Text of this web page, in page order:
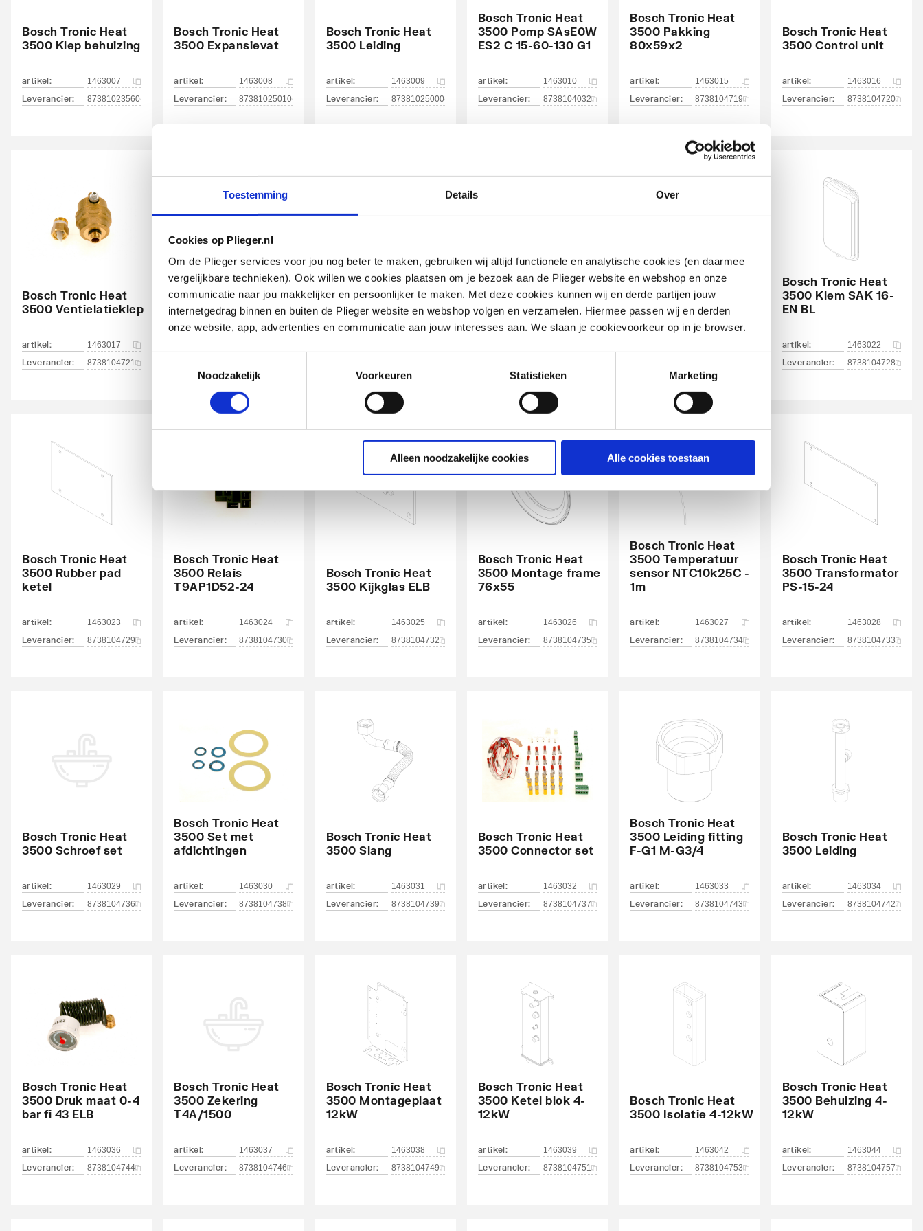
Toestemming Details Over
Cookies op Plieger.nl
Om de Plieger services voor jou nog beter te maken, gebruiken wij altijd functionele en analytische cookies (en daarmee
vergelijkbare technieken). Ook willen we cookies plaatsen om je bezoek aan de Plieger website en webshop en onze
communicatie naar jou makkelijker en persoonlijker te maken. Met deze cookies kunnen wij en derde partijen jouw
internetgedrag binnen en buiten de Plieger website en webshop volgen en verzamelen. Hiermee passen wij en derden
onze website, app, advertenties en communicatie aan jouw interesses aan. We slaan je cookievoorkeur op in je browser.
Noodzakelijk
Voorkeuren Statistieken Marketing
Alleen noodzakelijke cookies Alle cookies toestaan
Met manometer Ja
Met overstort Ja
416
Diepte 300
IP40
Energie-efficiëntieklasse ruimteverwarming D
Bosch Tronic Heat
3500 Klep behuizing
artikel: 1463007
Leverancier: 87381023560
Bosch Tronic Heat
3500 Expansievat
artikel: 1463008
Leverancier: 87381025010
Bosch Tronic Heat
3500 Leiding
artikel: 1463009
Leverancier: 87381025000
Bosch Tronic Heat
3500 Pomp SAsE0W
ES2 C 15-60-130 G1
artikel: 1463010
Leverancier: 8738104032
Bosch Tronic Heat
3500 Pakking
80x59x2
artikel: 1463015
Leverancier: 8738104719
Bosch Tronic Heat
3500 Control unit
artikel: 1463016
Leverancier: 8738104720
Bosch Tronic Heat
3500 Ventielatieklep
artikel: 1463017
Leverancier: 8738104721
Bosch Tronic Heat
3500 Lucht leiding
4x1,5
Bosch Tronic Heat
3500 Geleidebus 1/2
Bosch Tronic Heat
3500 Spiraal S9
24VDC
Bosch Tronic Heat
3500 Zekering NB1-
63A
Bosch Tronic Heat
3500 Klem SAK 16-
EN BL
artikel: 1463022
Leverancier: 8738104728
Bosch Tronic Heat
3500 Rubber pad
ketel
artikel: 1463023
Leverancier: 8738104729
Bosch Tronic Heat
3500 Relais
T9AP1D52-24
artikel: 1463024
Leverancier: 8738104730
Bosch Tronic Heat
3500 Kijkglas ELB
artikel: 1463025
Leverancier: 8738104732
Bosch Tronic Heat
3500 Montage frame
76x55
artikel: 1463026
Leverancier: 8738104735
Bosch Tronic Heat
3500 Temperatuur
sensor NTC10k25C -
1m
artikel: 1463027
Leverancier: 8738104734
Bosch Tronic Heat
3500 Transformator
PS-15-24
artikel: 1463028
Leverancier: 8738104733
Bosch Tronic Heat
3500 Schroef set
artikel: 1463029
Leverancier: 8738104736
Bosch Tronic Heat
3500 Set met
afdichtingen
artikel: 1463030
Leverancier: 8738104738
Bosch Tronic Heat
3500 Slang
artikel: 1463031
Leverancier: 8738104739
Bosch Tronic Heat
3500 Connector set
artikel: 1463032
Leverancier: 8738104737
Bosch Tronic Heat
3500 Leiding fitting
F-G1 M-G3/4
artikel: 1463033
Leverancier: 8738104743
Bosch Tronic Heat
3500 Leiding
artikel: 1463034
Leverancier: 8738104742
Bosch Tronic Heat
3500 Druk maat 0-4
bar fi 43 ELB
artikel: 1463036
Leverancier: 8738104744
Bosch Tronic Heat
3500 Zekering
T4A/1500
artikel: 1463037
Leverancier: 8738104746
Bosch Tronic Heat
3500 Montageplaat
12kW
artikel: 1463038
Leverancier: 8738104749
Bosch Tronic Heat
3500 Ketel blok 4-
12kW
artikel: 1463039
Leverancier: 8738104751
Bosch Tronic Heat
3500 Isolatie 4-12kW
artikel: 1463042
Leverancier: 8738104753
Bosch Tronic Heat
3500 Behuizing 4-
12kW
artikel: 1463044
Leverancier: 8738104757